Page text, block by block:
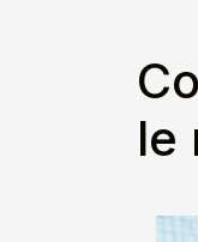
le